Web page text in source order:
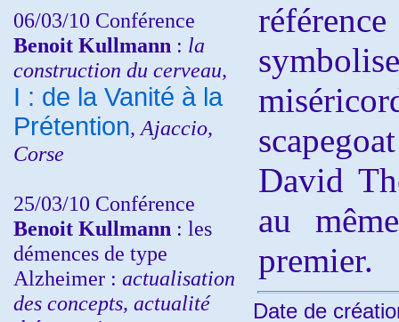
06/03/10 Conférence
Benoit Kullmann : la
construction du cerveau,
I : de la Vanité à la
Prétention, Ajaccio,
Corse
25/03/10 Conférence
Benoit Kullmann : les
démences de type
Alzheimer : actualisation
des concepts, actualité
David
au
premier.
Date de